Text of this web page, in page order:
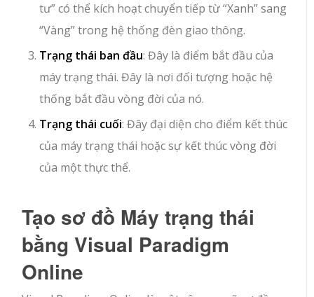
tư” có thể kích hoạt chuyển tiếp từ “Xanh” sang
“Vàng” trong hệ thống đèn giao thông.
Trạng thái ban đầu: Đây là điểm bắt đầu của
máy trạng thái. Đây là nơi đối tượng hoặc hệ
thống bắt đầu vòng đời của nó.
Trạng thái cuối: Đây đại diện cho điểm kết thúc
của máy trạng thái hoặc sự kết thúc vòng đời
của một thực thể.
Tạo sơ đồ Máy trạng thái
bằng Visual Paradigm
Online